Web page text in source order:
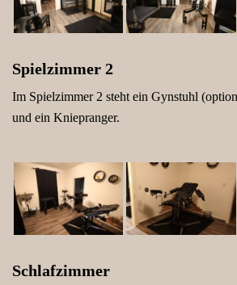
Spielzimmer 2
Im Spielzimmer 2 steht ein Gynstuhl
und ein Kniepranger.
Schlafzimmer